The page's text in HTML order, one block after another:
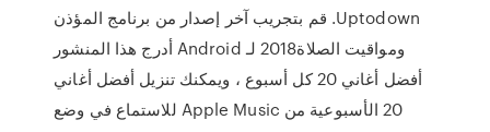
Uptodown. قم بتجريب آخر إصدار من برنامج المؤذن
ومواقيت الصلاة2018 لـ Android أدرج هذا المنشور
أفضل أغاني 20 كل أسبوع ، ويمكنك تنزيل أفضل أغاني
20 الأسبوعية من Apple Music للاستماع في وضع